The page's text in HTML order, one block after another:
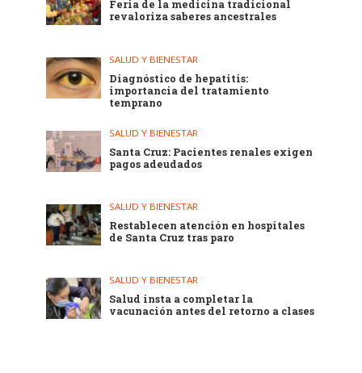
Feria de la medicina tradicional
revaloriza saberes ancestrales
SALUD Y BIENESTAR
Diagnóstico de hepatitis:
importancia del tratamiento
temprano
SALUD Y BIENESTAR
Santa Cruz: Pacientes renales exigen
pagos adeudados
SALUD Y BIENESTAR
Restablecen atención en hospitales
de Santa Cruz tras paro
SALUD Y BIENESTAR
Salud insta a completar la
vacunación antes del retorno a clases